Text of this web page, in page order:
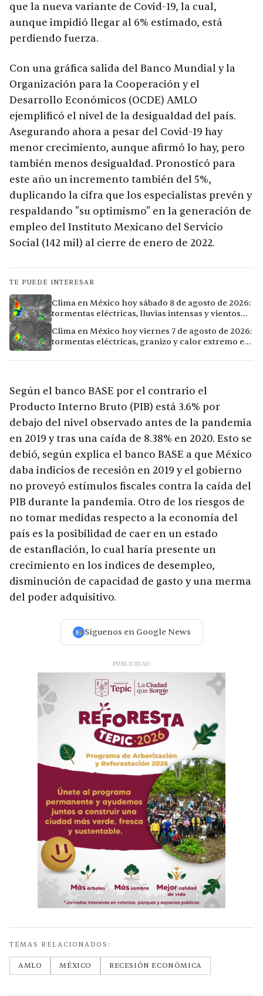
que la nueva variante de Covid-19, la cual,
aunque impidió llegar al 6% estimado, está
perdiendo fuerza.
Con una gráfica salida del Banco Mundial y la
Organización para la Cooperación y el
Desarrollo Económicos (OCDE) AMLO
ejemplificó el nivel de la desigualdad del país.
Asegurando ahora a pesar del Covid-19 hay
menor crecimiento, aunque afirmó lo hay, pero
también menos desigualdad. Pronosticó para
este año un incremento también del 5%,
duplicando la cifra que los especialistas prevén y
respaldando "su optimismo" en la generación de
empleo del Instituto Mexicano del Servicio
Social (142 mil) al cierre de enero de 2022.
TE PUEDE INTERESAR
Clima en México hoy sábado 8 de agosto de 2026:
tormentas eléctricas, lluvias intensas y vientos
Clima en México hoy viernes 7 de agosto de 2026:
tormentas eléctricas, granizo y calor extremo en
Según el banco BASE por el contrario el
Producto Interno Bruto (PIB) está 3.6% por
debajo del nivel observado antes de la pandemia
en 2019 y tras una caída de 8.38% en 2020. Esto se
debió, según explica el banco BASE a que México
daba indicios de recesión en 2019 y el gobierno
no proveyó estímulos fiscales contra la caída del
PIB durante la pandemia. Otro de los riesgos de
no tomar medidas respecto a la economía del
país es la posibilidad de caer en un estado
de estanflación, lo cual haría presente un
crecimiento en los índices de desempleo,
disminución de capacidad de gasto y una merma
del poder adquisitivo.
Síguenos en Google News
PUBLICIDAD
TEMAS RELACIONADOS:
AMLO MÉXICO RECESIÓN ECONÓMICA